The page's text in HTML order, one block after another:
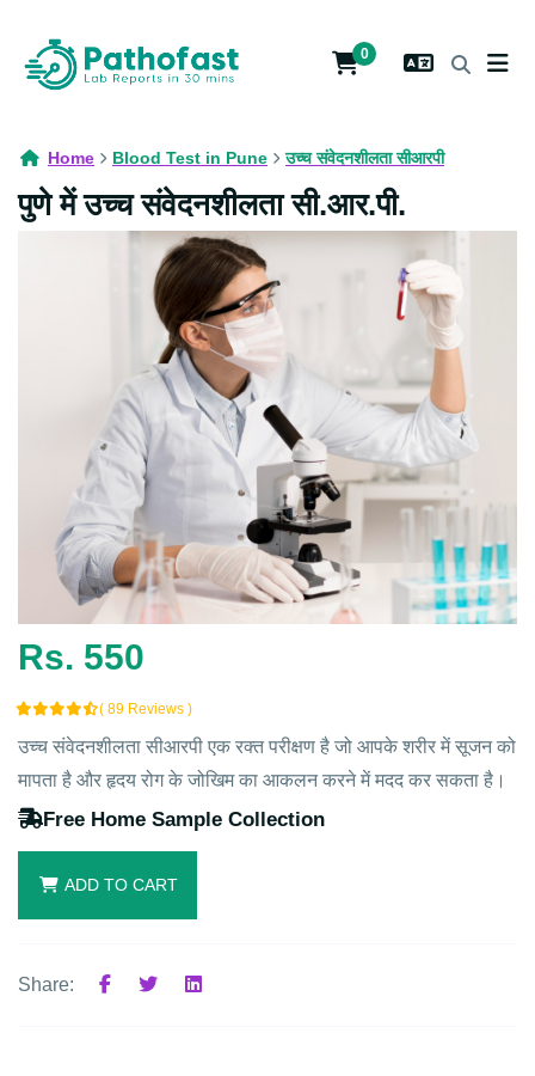
0
Home Blood Test in Pune उच्च संवेदनशीलता सीआरपी
पुणे में उच्च संवेदनशीलता सी.आर.पी.
Rs. 550
( 89 Reviews )
उच्च संवेदनशीलता सीआरपी एक रक्त परीक्षण है जो आपके शरीर में सूजन को
मापता है और हृदय रोग के जोखिम का आकलन करने में मदद कर सकता है।
Free Home Sample Collection
ADD TO CART
Share: